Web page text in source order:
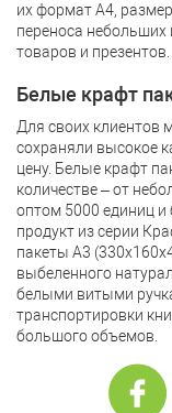
их формат А4,
переноса небольших
товаров и презентов.
Белые крафт
Для своих клиентов
сохраняли высокое
цену. Белые крафт
количестве – от
оптом 5000 единиц
продукт из серии
пакеты А3
выбеленного
белыми витыми
транспортировки
большого объемов.